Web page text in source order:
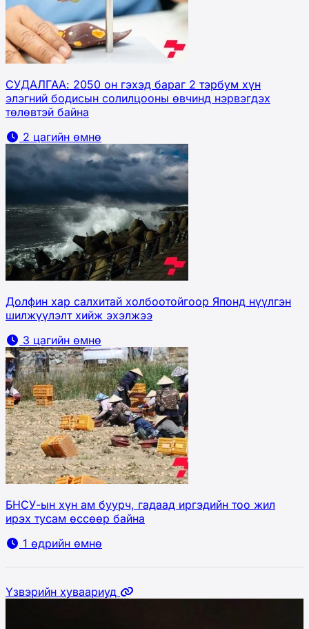
СУДАЛГАА: 2050 он гэхэд бараг 2 тэрбум хүн
элэгний бодисын солилцооны өвчинд нэрвэгдэх
төлөвтэй байна
2 цагийн өмнө
Долфин хар салхитай холбоотойгоор Японд нүүлгэн
шилжүүлэлт хийж эхэлжээ
3 цагийн өмнө
БНСУ-ын хүн ам буурч, гадаад иргэдийн тоо жил
ирэх тусам өссөөр байна
1 өдрийн өмнө
Үзвэрийн хуваариуд